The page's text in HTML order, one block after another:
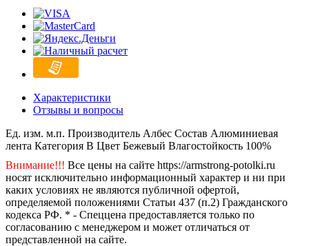
Характеристики
Отзывы и вопросы
Ед. изм. м.п. Производитель Албес Состав Алюминиевая
лента Категория B Цвет Бежевый Влагостойкость 100%
Внимание!!! Все цены на сайте https://armstrong-potolki.ru
носят исключительно информационный характер и ни при
каких условиях не являются публичной офертой,
определяемой положениями Статьи 437 (п.2) Гражданского
кодекса РФ. * - Спеццена предоставляется только по
согласованию с менеджером и может отличаться от
представленной на сайте.